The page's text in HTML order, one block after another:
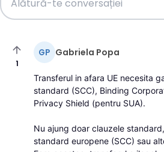
arrow_upward
1
GP Gabriela Popa
Transferul in afara UE necesita
standard (SCC), Binding
Privacy Shield (pentru SUA).
Nu ajung doar clauzele
standard europene (SCC) sau